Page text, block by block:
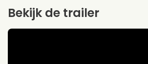
Bekijk de trailer